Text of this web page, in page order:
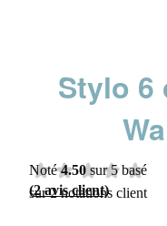
Stylo 6
Noté4.50 sur 5 basé
sur2notations client
(2avis client)